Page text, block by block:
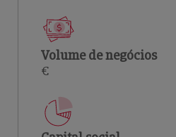
Volume de negócios
€